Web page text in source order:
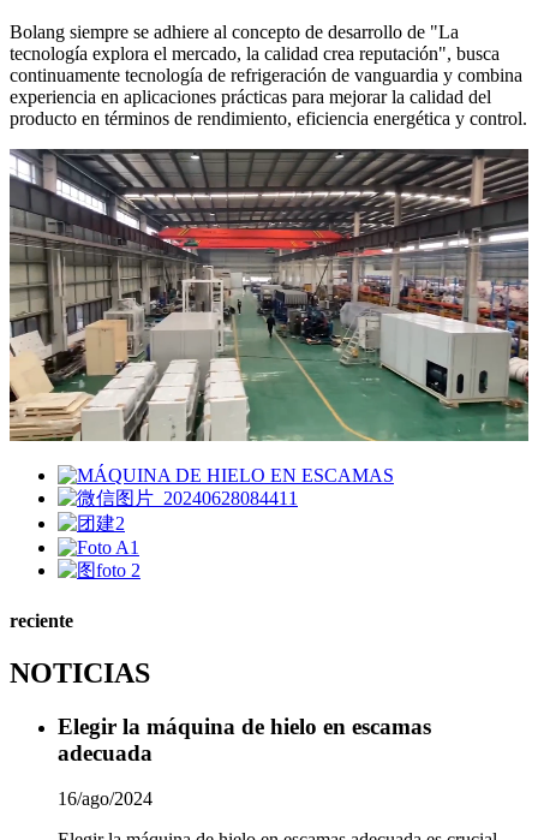
Bolang siempre se adhiere al concepto de desarrollo de "La
tecnología explora el mercado, la calidad crea reputación", busca
continuamente tecnología de refrigeración de vanguardia y combina
experiencia en aplicaciones prácticas para mejorar la calidad del
producto en términos de rendimiento, eficiencia energética y control.
reciente
NOTICIAS
Elegir la máquina de hielo en escamas
adecuada
16/ago/2024